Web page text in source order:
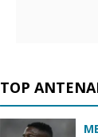
TOP